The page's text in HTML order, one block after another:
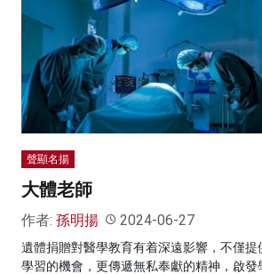
聲顯名揚
大體老師
作者: 孫明揚 2024-06-27
遺體捐贈對醫學教育有着深遠影響，不僅提
學習的機會，更傳遞無私奉獻的精神，啟發